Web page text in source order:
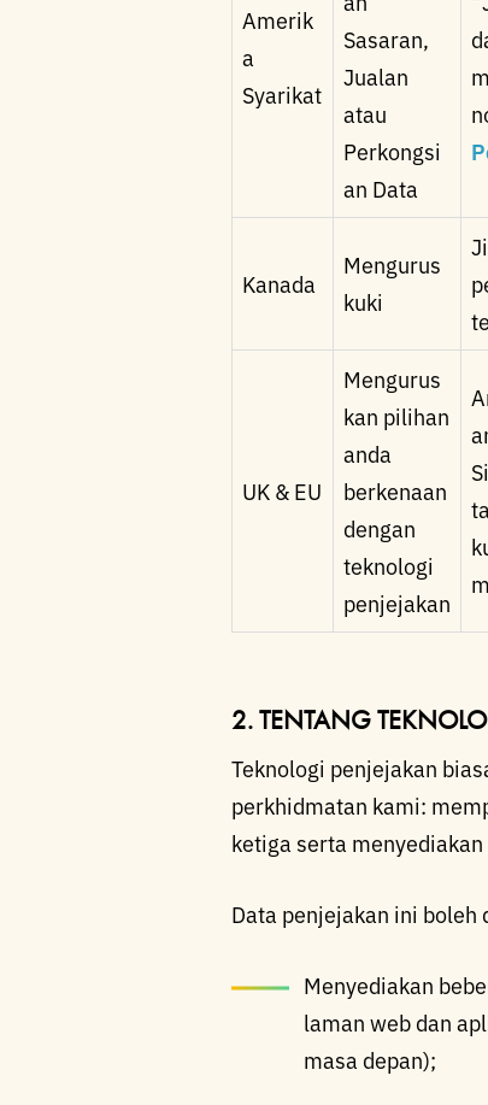
Amerik
a
Syarikat
Sasaran,
Jualan
atau
Perkongsi
an Data
Kanada
Mengurus
kuki
UK & EU
Mengurus
kan pilihan
anda
berkenaan
dengan
teknologi
penjejakan
2. TENTANG
Teknologi penjejakan
perkhidmatan kami:
ketiga serta
Data penjejakan ini
Menyediakan
laman web dan
masa depan);